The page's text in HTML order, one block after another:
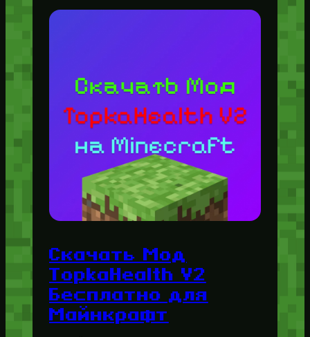
Скачать Мод
TopkaHealth V2
Бесплатно для
Майнкрафт